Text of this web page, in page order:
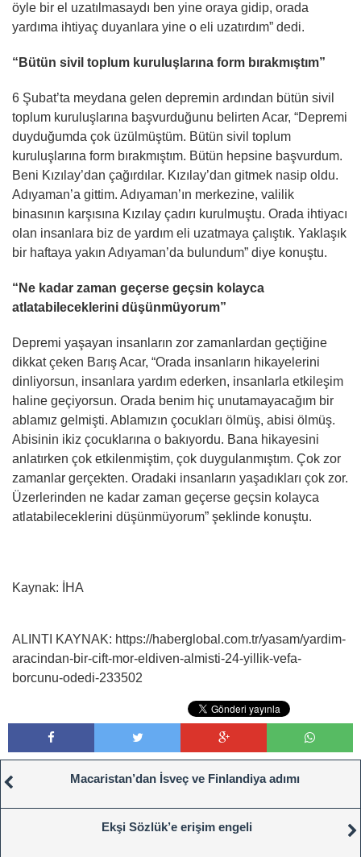
öyle bir el uzatılmasaydı ben yine oraya gidip, orada
yardıma ihtiyaç duyanlara yine o eli uzatırdım” dedi.
“Bütün sivil toplum kuruluşlarına form bırakmıştım”
6 Şubat’ta meydana gelen depremin ardından bütün sivil
toplum kuruluşlarına başvurduğunu belirten Acar, “Depremi
duyduğumda çok üzülmüştüm. Bütün sivil toplum
kuruluşlarına form bırakmıştım. Bütün hepsine başvurdum.
Beni Kızılay’dan çağırdılar. Kızılay’dan gitmek nasip oldu.
Adıyaman’a gittim. Adıyaman’ın merkezine, valilik
binasının karşısına Kızılay çadırı kurulmuştu. Orada ihtiyacı
olan insanlara biz de yardım eli uzatmaya çalıştık. Yaklaşık
bir haftaya yakın Adıyaman’da bulundum” diye konuştu.
“Ne kadar zaman geçerse geçsin kolayca
atlatabileceklerini düşünmüyorum”
Depremi yaşayan insanların zor zamanlardan geçtiğine
dikkat çeken Barış Acar, “Orada insanların hikayelerini
dinliyorsun, insanlara yardım ederken, insanlarla etkileşim
haline geçiyorsun. Orada benim hiç unutamayacağım bir
ablamız gelmişti. Ablamızın çocukları ölmüş, abisi ölmüş.
Abisinin ikiz çocuklarına o bakıyordu. Bana hikayesini
anlatırken çok etkilenmiştim, çok duygulanmıştım. Çok zor
zamanlar gerçekten. Oradaki insanların yaşadıkları çok zor.
Üzerlerinden ne kadar zaman geçerse geçsin kolayca
atlatabileceklerini düşünmüyorum” şeklinde konuştu.
Kaynak: İHA
ALINTI KAYNAK: https://haberglobal.com.tr/yasam/yardim-
aracindan-bir-cift-mor-eldiven-almisti-24-yillik-vefa-
borcunu-odedi-233502
Macaristan’dan İsveç ve Finlandiya adımı
Ekşi Sözlük’e erişim engeli